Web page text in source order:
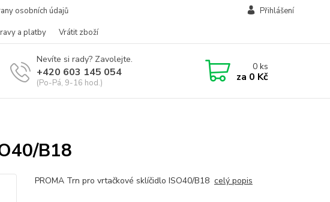
osobních údajů
a platby Vrátit zboží
Přihlášení
Nevíte si rady? Zavolejte.
+420 603 145 054
(Po-Pá, 9-16 hod.)
0ks
za 0 Kč
B18
PROMA Trn pro vrtačkové sklíčidlo ISO40/B18 celý popis